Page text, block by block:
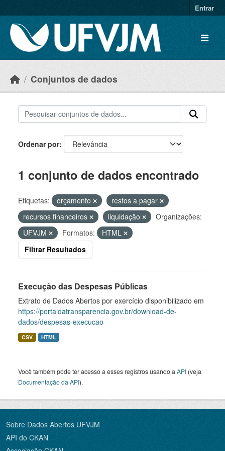
Entrar
Conjuntos de dados
Ordenar por
1 conjunto de dados encontrado
Etiquetas: orçamento
restos a pagar
recursos financeiros
liquidação
Organizações:
UFVJM
Formatos:
HTML
Filtrar Resultados
Execução das Despesas Públicas
Extrato de Dados Abertos por exercício disponibilizado em
https://portaldatransparencia.gov.br/download-de-
dados/despesas-execucao
CSV HTML
Você também pode ter acesso a esses registros usando a API (veja
Documentação da API).
Sobre Dados Abertos UFVJM
API do CKAN